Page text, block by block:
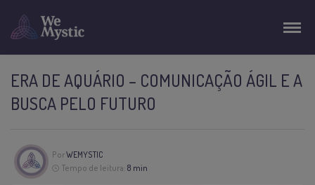
ERA DE AQUÁRIO – COMUNICAÇÃO ÁGIL E A
BUSCA PELO FUTURO
PorWEMYSTIC
Tempo de leitura: 8 min